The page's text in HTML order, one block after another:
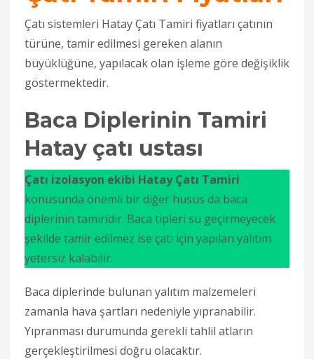
Çatı sistemleri Hatay Çatı Tamiri fiyatları çatının
türüne, tamir edilmesi gereken alanın
büyüklüğüne, yapılacak olan işleme göre değişiklik
göstermektedir.
Baca Diplerinin Tamiri
Hatay çatı ustası
Çatı izolasyon ekibi Hatay Çatı Tamiri
konusunda önemli bir diğer husus da baca
diplerinin tamiridir. Baca tipleri su geçirmeyecek
şekilde tamir edilmez ise çatı için yapılan yalıtım
yetersiz kalabilir.
Baca diplerinde bulunan yalıtım malzemeleri
zamanla hava şartları nedeniyle yıpranabilir.
Yıpranması durumunda gerekli tahlil atların
gerçekleştirilmesi doğru olacaktır.